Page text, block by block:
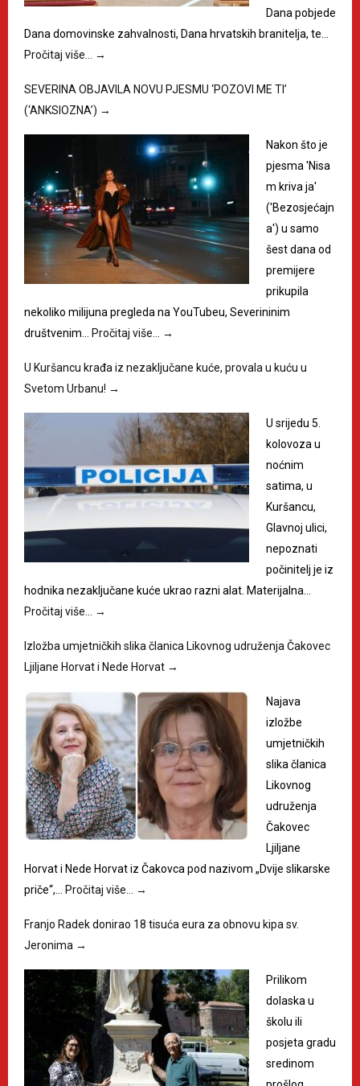
Dana pobjede
Dana domovinske zahvalnosti, Dana hrvatskih branitelja, te…
Pročitaj više… →
SEVERINA OBJAVILA NOVU PJESMU ‘POZOVI ME TI’
(‘ANKSIOZNA’) →
Nakon što je
pjesma 'Nisa
m kriva ja'
('Bezosjećajn
a') u samo
šest dana od
premijere
prikupila
nekoliko milijuna pregleda na YouTubeu, Severininim
društvenim… Pročitaj više… →
U Kuršancu krađa iz nezaključane kuće, provala u kuću u
Svetom Urbanu! →
U srijedu 5.
kolovoza u
noćnim
satima, u
Kuršancu,
Glavnoj ulici,
nepoznati
počinitelj je iz
hodnika nezaključane kuće ukrao razni alat. Materijalna…
Pročitaj više… →
Izložba umjetničkih slika članica Likovnog udruženja Čakovec
Ljiljane Horvat i Nede Horvat →
Najava
izložbe
umjetničkih
slika članica
Likovnog
udruženja
Čakovec
Ljiljane
Horvat i Nede Horvat iz Čakovca pod nazivom „Dvije slikarske
priče“,… Pročitaj više… →
Franjo Radek donirao 18 tisuća eura za obnovu kipa sv.
Jeronima →
Prilikom
dolaska u
školu ili
posjeta gradu
sredinom